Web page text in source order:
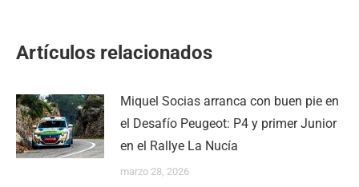
Artículos relacionados
Miquel Socias arranca con buen pie en
el Desafío Peugeot: P4 y primer Junior
en el Rallye La Nucía
marzo 28, 2026